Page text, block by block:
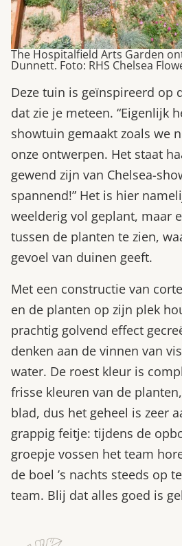
The Hospitalfield Arts Garden
Dunnett. Foto: RHS Chelsea
Deze tuin is geïnspireerd op
dat zie je meteen. “Eigenlijk
showtuin gemaakt zoals we
onze ontwerpen. Het staat
gewend zijn van Chelsea-
spannend!” Het is hier
weelderig vol geplant, maar
tussen de planten te zien,
gevoel van duinen geeft.
Met een constructie van
en de planten op zijn plek
prachtig golvend effect
denken aan de vinnen van
water. De roest kleur is
frisse kleuren van de
blad, dus het geheel is zeer
grappig feitje: tijdens de
groepje vossen het team
de boel ’s nachts steeds op
team. Blij dat alles goed is